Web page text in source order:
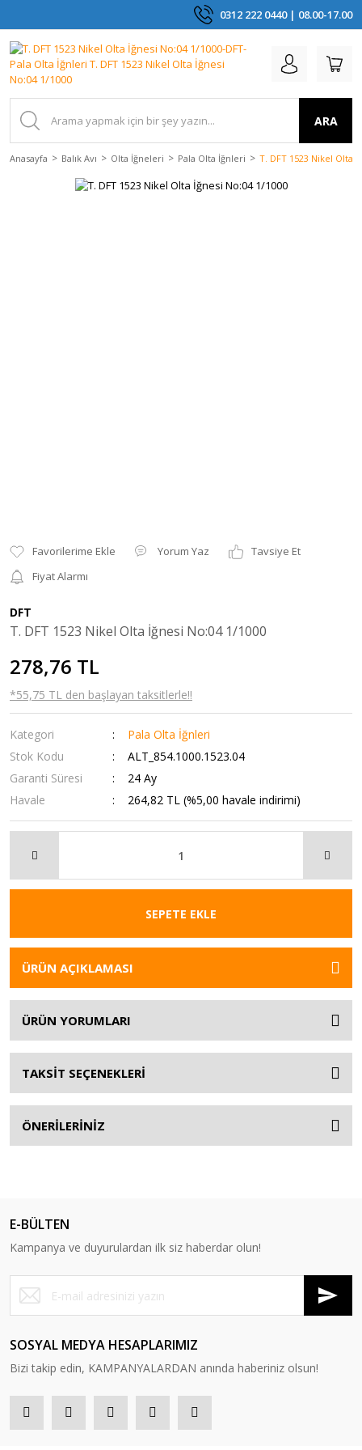
0312 222 0440 | 08.00-17.00
ARA
Anasayfa Balık Avı Olta İğneleri Pala Olta İğnleri T. DFT 1523 Nikel Olta
Yorum Yaz
Tavsiye Et
Fiyat Alarmı
DFT
T. DFT 1523 Nikel Olta İğnesi No:04 1/1000
278,76 TL
*55,75 TL den başlayan taksitlerle!!
Kategori
Pala Olta İğnleri
Stok Kodu
ALT_854.1000.1523.04
Garanti Süresi
24 Ay
Havale
264,82 TL (%5,00 havale indirimi)
SEPETE EKLE
ÜRÜN AÇIKLAMASI
ÜRÜN YORUMLARI
TAKSİT SEÇENEKLERİ
ÖNERİLERİNİZ
E-BÜLTEN
Kampanya ve duyurulardan ilk siz haberdar olun!
SOSYAL MEDYA HESAPLARIMIZ
Bizi takip edin, KAMPANYALARDAN anında haberiniz olsun!